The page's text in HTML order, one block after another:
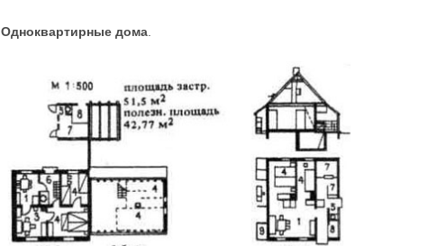
Одноквартирные дома